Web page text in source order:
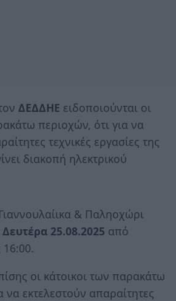
ΔΕΔΔΗΕ ειδοποιούνται οι
περιοχών, ότι για να
τεχνικές εργασίες της
διακοπή ηλεκτρικού
& Παληοχώρι
Δευτέρα 25.08.2025 από
οι κάτοικοι των παρακάτω
να εκτελεστούν απαραίτητες